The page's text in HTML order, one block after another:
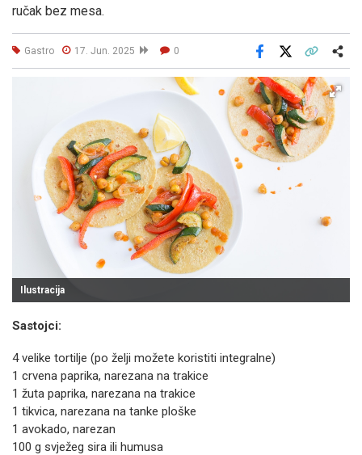
ručak bez mesa.
Gastro 17. Jun. 2025 0
Facebook
Ilustracija
Sastojci:
4 velike tortilje (po želji možete koristiti integralne)
1 crvena paprika, narezana na trakice
1 žuta paprika, narezana na trakice
1 tikvica, narezana na tanke ploške
1 avokado, narezan
100 g svježeg sira ili humusa